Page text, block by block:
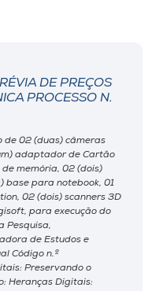
DE PREÇOS
PROCESSO N.
de 02 (duas) câmeras
adaptador de Cartão
memória, 02 (dois)
base para notebook, 01
02 (dois) scanners 3D
para execução do
Pesquisa,
de Estudos e
Código n.º
Preservando o
Heranças Digitais: